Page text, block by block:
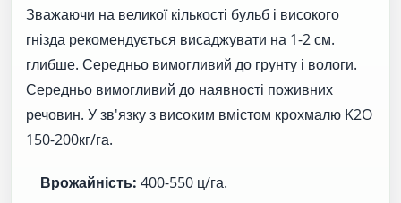
Зважаючи на великої кількості бульб і високого
гнізда рекомендується висаджувати на 1-2 см.
глибше. Середньо вимогливий до грунту і вологи.
Середньо вимогливий до наявності поживних
речовин. У зв'язку з високим вмістом крохмалю K2O
150-200кг/га.
Врожайність: 400-550 ц/га.